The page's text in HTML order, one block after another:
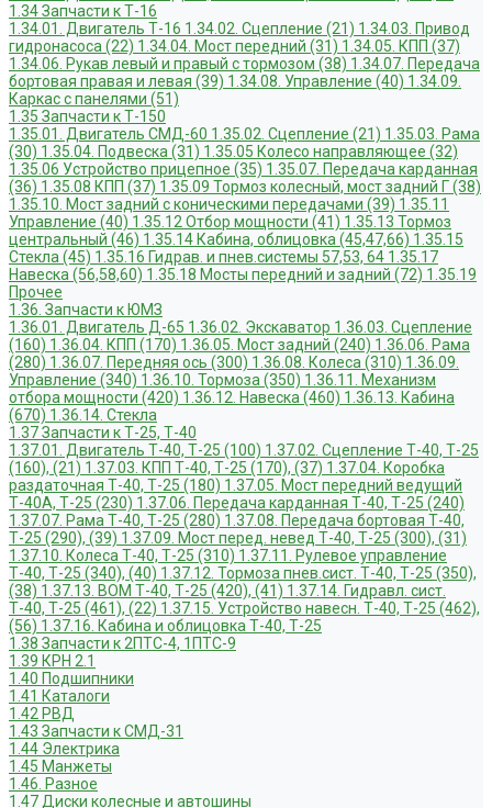
1.34 Запчасти к Т-16
1.34.01. Двигатель Т-16 1.34.02. Сцепление (21) 1.34.03. Привод
гидронасоса (22) 1.34.04. Мост передний (31) 1.34.05. КПП (37)
1.34.06. Рукав левый и правый с тормозом (38) 1.34.07. Передача
бортовая правая и левая (39) 1.34.08. Управление (40) 1.34.09.
Каркас с панелями (51)
1.35 Запчасти к Т-150
1.35.01. Двигатель СМД-60 1.35.02. Сцепление (21) 1.35.03. Рама
(30) 1.35.04. Подвеска (31) 1.35.05 Колесо направляющее (32)
1.35.06 Устройство прицепное (35) 1.35.07. Передача карданная
(36) 1.35.08 КПП (37) 1.35.09 Тормоз колесный, мост задний Г (38)
1.35.10. Мост задний с коническими передачами (39) 1.35.11
Управление (40) 1.35.12 Отбор мощности (41) 1.35.13 Тормоз
центральный (46) 1.35.14 Кабина, облицовка (45,47,66) 1.35.15
Стекла (45) 1.35.16 Гидрав. и пнев.системы 57,53, 64 1.35.17
Навеска (56,58,60) 1.35.18 Мосты передний и задний (72) 1.35.19
Прочее
1.36. Запчасти к ЮМЗ
1.36.01. Двигатель Д-65 1.36.02. Экскаватор 1.36.03. Сцепление
(160) 1.36.04. КПП (170) 1.36.05. Мост задний (240) 1.36.06. Рама
(280) 1.36.07. Передняя ось (300) 1.36.08. Колеса (310) 1.36.09.
Управление (340) 1.36.10. Тормоза (350) 1.36.11. Механизм
отбора мощности (420) 1.36.12. Навеска (460) 1.36.13. Кабина
(670) 1.36.14. Стекла
1.37 Запчасти к Т-25, Т-40
1.37.01. Двигатель Т-40, Т-25 (100) 1.37.02. Сцепление Т-40, Т-25
(160), (21) 1.37.03. КПП Т-40, Т-25 (170), (37) 1.37.04. Коробка
раздаточная Т-40, Т-25 (180) 1.37.05. Мост передний ведущий
Т-40А, Т-25 (230) 1.37.06. Передача карданная Т-40, Т-25 (240)
1.37.07. Рама Т-40, Т-25 (280) 1.37.08. Передача бортовая Т-40,
Т-25 (290), (39) 1.37.09. Мост перед. невед Т-40, Т-25 (300), (31)
1.37.10. Колеса Т-40, Т-25 (310) 1.37.11. Рулевое управление
Т-40, Т-25 (340), (40) 1.37.12. Тормоза пнев.сист. Т-40, Т-25 (350),
(38) 1.37.13. ВОМ Т-40, Т-25 (420), (41) 1.37.14. Гидравл. сист.
Т-40, Т-25 (461), (22) 1.37.15. Устройство навесн. Т-40, Т-25 (462),
(56) 1.37.16. Кабина и облицовка Т-40, Т-25
1.38 Запчасти к 2ПТС-4, 1ПТС-9
1.39 КРН 2.1
1.40 Подшипники
1.41 Каталоги
1.42 РВД
1.43 Запчасти к СМД-31
1.44 Электрика
1.45 Манжеты
1.46. Разное
1.47 Диски колесные и автошины